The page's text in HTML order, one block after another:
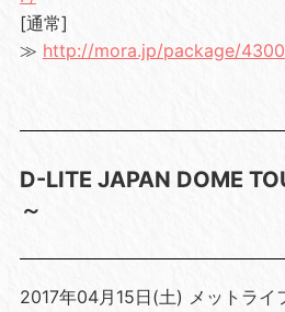
[通常]
≫ http://mora.jp/package/
D-LITE JAPAN DOME
～
2017年04月15日(土) メットライ